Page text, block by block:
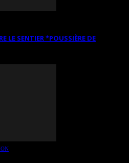
LE SENTIER *POUSSIÈRE DE